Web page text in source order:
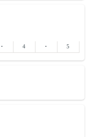
･ 4 ･ 5